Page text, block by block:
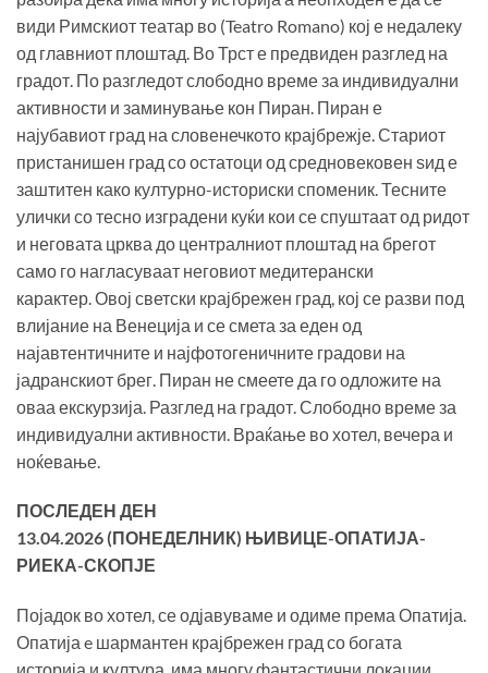
види Римскиот театар во (Teatro Romano) кој е недалеку
од главниот плоштад. Во Трст е предвиден разглед на
градот. По разгледот слободно време за индивидуални
активности и заминување кон Пиран. Пиран е
најубавиот град на словенечкото крајбрежје. Стариот
пристанишен град со остатоци од средновековен ѕид е
заштитен како културно-историски споменик. Тесните
улички со тесно изградени куќи кои се спуштаат од ридот
и неговата црква до централниот плоштад на брегот
само го нагласуваат неговиот медитерански
карактер. Овој светски крајбрежен град, кој се разви под
влијание на Венеција и се смета за еден од
најавтентичните и најфотогеничните градови на
јадранскиот брег. Пиран не смеете да го одложите на
оваа екскурзија. Разглед на градот. Слободно време за
индивидуални активности. Враќање во хотел, вечера и
ноќевање.
ПОСЛЕДЕН ДЕН
13.04.2026 (ПОНЕДЕЛНИК) ЊИВИЦЕ-ОПАТИЈА-
РИЕКА-СКОПЈЕ
Појадок во хотел, се одјавуваме и одиме према Опатија.
Опатија e шармантен крајбрежен град со богата